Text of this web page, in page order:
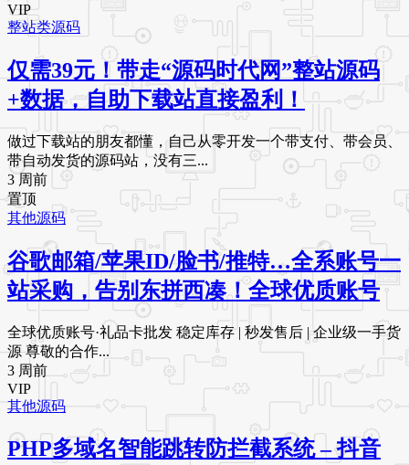
VIP
整站类源码
仅需39元！带走“源码时代网”整站源码
+数据，自助下载站直接盈利！
做过下载站的朋友都懂，自己从零开发一个带支付、带会员、
带自动发货的源码站，没有三...
3 周前
置顶
其他源码
谷歌邮箱/苹果ID/脸书/推特…全系账号一
站采购，告别东拼西凑！全球优质账号
全球优质账号·礼品卡批发 稳定库存 | 秒发售后 | 企业级一手货
源 尊敬的合作...
3 周前
VIP
其他源码
PHP多域名智能跳转防拦截系统 – 抖音